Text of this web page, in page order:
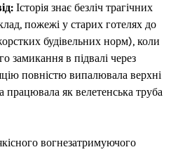
Історія знає безліч трагічних
пожежі у старих готелях до
будівельних норм), коли
замикання в підвалі через
повністю випалювала верхні
працювала як велетенська труба
вогнезатримуючого